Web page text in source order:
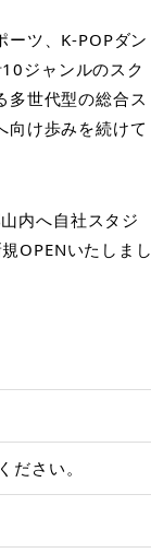
ツ、K-POPダン
ジャンルのスク
多世代型の総合ス
向け歩みを続けて
内へ自社スタジ
OPENいたしまし
ださい。